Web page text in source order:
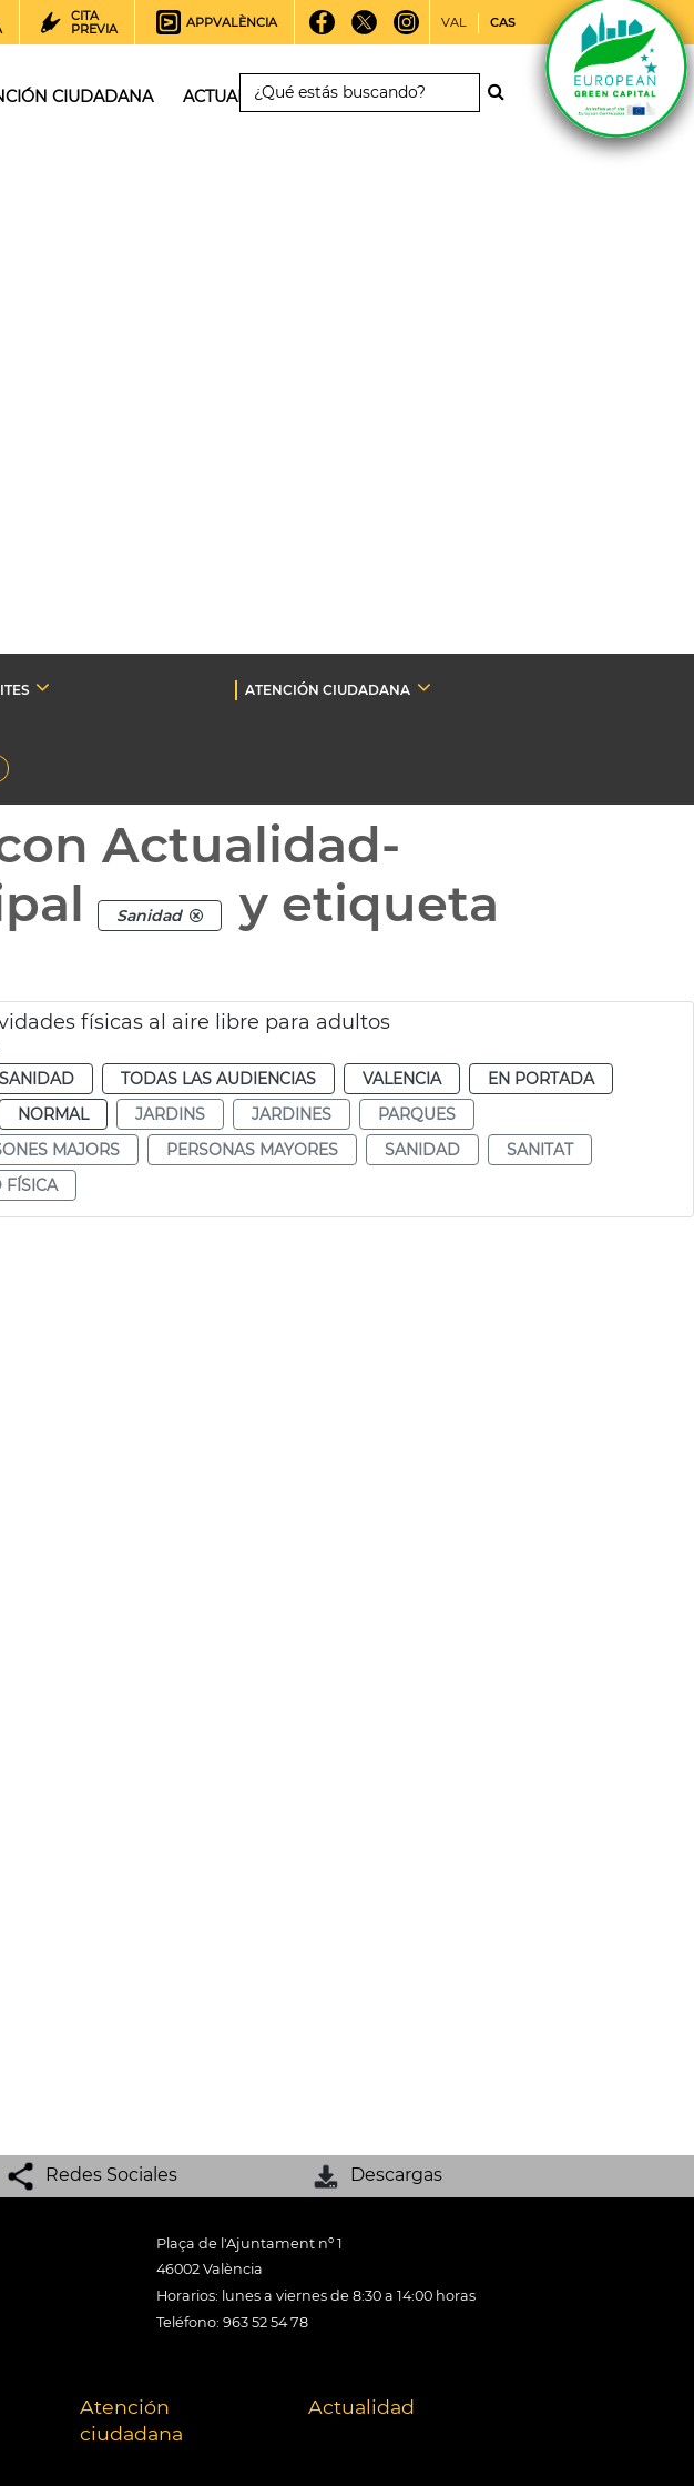
CITA
PREVIA
APPVALÈNCIA VAL CAS
CIUDADANA ACTUALIDAD
ATENCIÓN CIUDADANA
Actualidad-
Sanidad y etiqueta
físicas al aire libre para adultos
SANIDAD TODAS LAS AUDIENCIAS VALENCIA
EN PORTADA
NORMAL JARDINS JARDINES
PARQUES
MAJORS PERSONAS MAYORES SANIDAD
SANITAT
FÍSICA
Redes Sociales Descargas
Plaça de l'Ajuntament nº 1
46002 València
Horarios: lunes a viernes de 8:30 a 14:00 horas
Teléfono: 963 52 54 78
Atención
ciudadana
Actualidad